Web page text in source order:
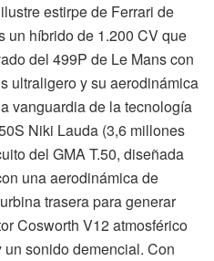
estirpe de Ferrari de
un híbrido de 1.200 CV que
del 499P de Le Mans con
ultraligero y su aerodinámica
vanguardia de la tecnología
Niki Lauda (3,6 millones
del GMA T.50, diseñada
una aerodinámica de
trasera para generar
Cosworth V12 atmosférico
sonido demencial. Con